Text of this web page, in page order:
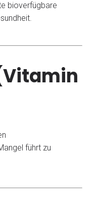
bioverfügbare
führt zu